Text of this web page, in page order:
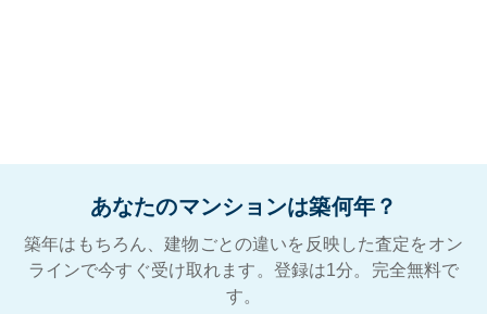
あなたのマンションは築何年？
築年はもちろん、建物ごとの違いを反映した査定をオン
ラインで今すぐ受け取れます。登録は1分。完全無料で
す。